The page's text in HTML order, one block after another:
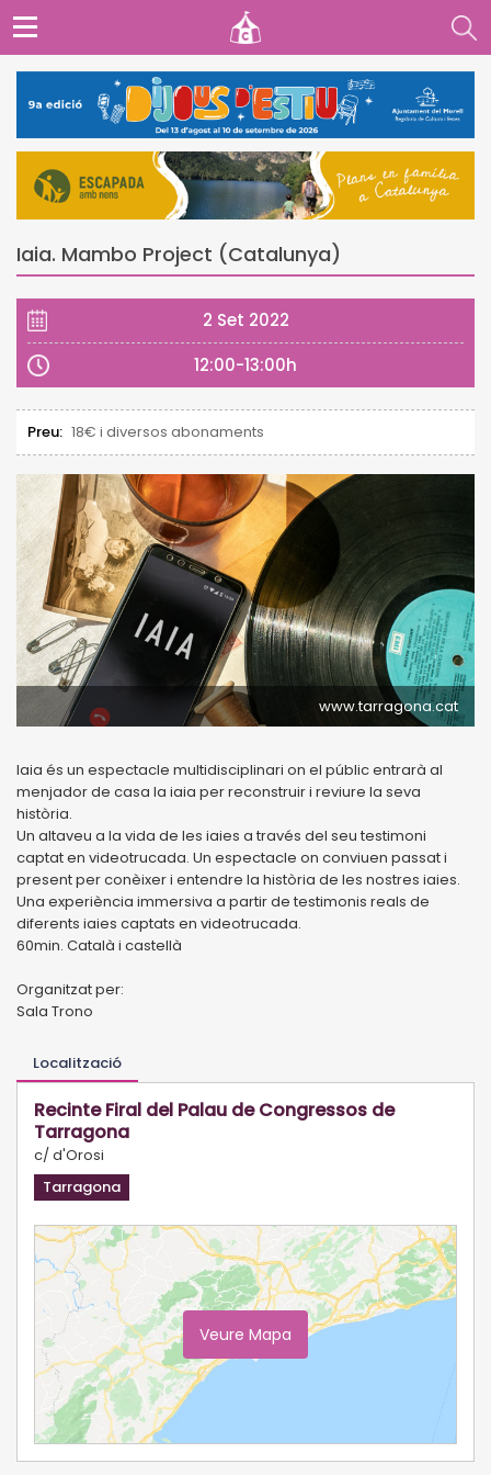
Iaia. Mambo Project (Catalunya)
2 Set 2022
12:00-13:00h
Preu: 18€ i diversos abonaments
www.tarragona.cat
Iaia és un espectacle multidisciplinari on el públic entrarà al
menjador de casa la iaia per reconstruir i reviure la seva
història.
Un altaveu a la vida de les iaies a través del seu testimoni
captat en videotrucada. Un espectacle on conviuen passat i
present per conèixer i entendre la història de les nostres iaies.
Una experiència immersiva a partir de testimonis reals de
diferents iaies captats en videotrucada.
60min. Català i castellà
Organitzat per:
Sala Trono
Localització
Recinte Firal del Palau de Congressos de
Tarragona
c/ d'Orosi
Tarragona
Veure Mapa